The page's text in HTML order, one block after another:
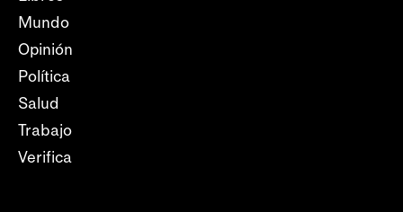
Mundo
Opinión
Política
Salud
Trabajo
Verifica